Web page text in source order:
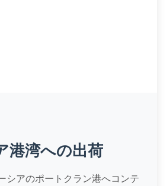
港湾への出荷
シアのポートクラン港へコンテ